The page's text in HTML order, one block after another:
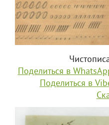
Поделиться в
Поделиться в